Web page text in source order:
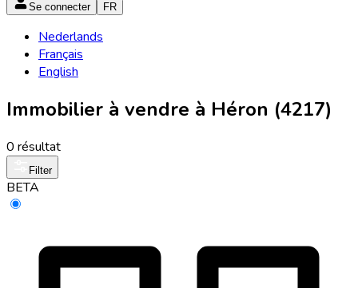
Se connecter FR
Nederlands
Français
English
Immobilier à vendre à Héron (4217)
0 résultat
Filter
BETA